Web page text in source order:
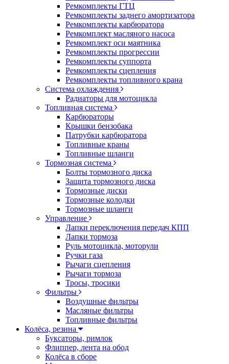
Ремкомплекты ГТЦ
Ремкомплекты заднего амортизатора
Ремкомплекты карбюратора
Ремкомплект масляного насоса
Ремкомплект оси маятника
Ремкомплекты прогрессии
Ремкомплекты суппорта
Ремкомплекты сцепления
Ремкомплекты топливного крана
Система охлаждения
Радиаторы для мотоцикла
Топливная система
Карбюраторы
Крышки бензобака
Патрубки карбюратора
Топливные краны
Топливные шланги
Тормозная система
Болты тормозного диска
Защита тормозного диска
Тормозные диски
Тормозные колодки
Тормозные шланги
Управление
Лапки переключения передач КПП
Лапки тормоза
Руль мотоцикла, моторули
Ручки газа
Рычаги сцепления
Рычаги тормоза
Тросы, тросики
Фильтры
Воздушные фильтры
Масляные фильтры
Топливные фильтры
Колёса, резина
Буксаторы, римлок
Флиппер, лента на обод
Колёса в сборе